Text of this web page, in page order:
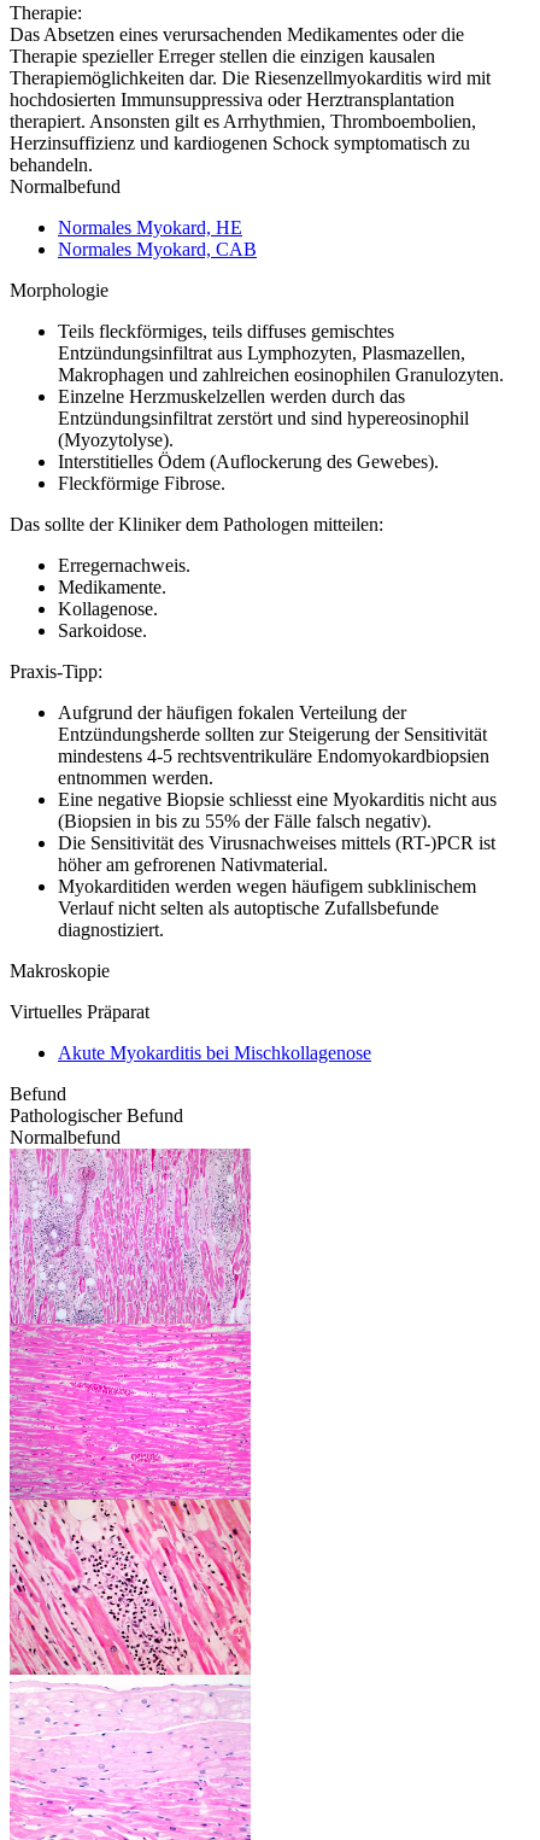
Therapie:
Das Absetzen eines verursachenden Medikamentes oder die
Therapie spezieller Erreger stellen die einzigen kausalen
Therapiemöglichkeiten dar. Die Riesenzellmyokarditis wird mit
hochdosierten Immunsuppressiva oder Herztransplantation
therapiert. Ansonsten gilt es Arrhythmien, Thromboembolien,
Herzinsuffizienz und kardiogenen Schock symptomatisch zu
behandeln.
Normalbefund
Normales Myokard, HE
Normales Myokard, CAB
Morphologie
Teils fleckförmiges, teils diffuses gemischtes
Entzündungsinfiltrat aus Lymphozyten, Plasmazellen,
Makrophagen und zahlreichen eosinophilen Granulozyten.
Einzelne Herzmuskelzellen werden durch das
Entzündungsinfiltrat zerstört und sind hypereosinophil
(Myozytolyse).
Interstitielles Ödem (Auflockerung des Gewebes).
Fleckförmige Fibrose.
Das sollte der Kliniker dem Pathologen mitteilen:
Erregernachweis.
Medikamente.
Kollagenose.
Sarkoidose.
Praxis-Tipp:
Aufgrund der häufigen fokalen Verteilung der
Entzündungsherde sollten zur Steigerung der Sensitivität
mindestens 4-5 rechtsventrikuläre Endomyokardbiopsien
entnommen werden.
Eine negative Biopsie schliesst eine Myokarditis nicht aus
(Biopsien in bis zu 55% der Fälle falsch negativ).
Die Sensitivität des Virusnachweises mittels (RT-)PCR ist
höher am gefrorenen Nativmaterial.
Myokarditiden werden wegen häufigem subklinischem
Verlauf nicht selten als autoptische Zufallsbefunde
diagnostiziert.
Makroskopie
Virtuelles Präparat
Akute Myokarditis bei Mischkollagenose
Befund
Pathologischer Befund
Normalbefund